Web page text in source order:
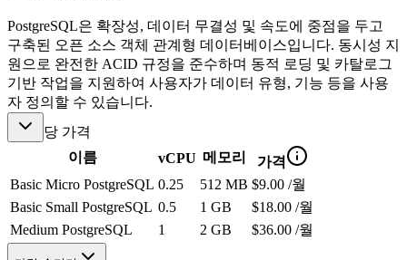
PostgreSQL은 확장성, 데이터 무결성 및 속도에 중점을 두고
구축된 오픈 소스 객체 관계형 데이터베이스입니다. 동시성 지
원으로 완전한 ACID 규정을 준수하며 동적 로딩 및 카탈로그
기반 작업을 지원하여 사용자가 데이터 유형, 기능 등을 사용
자 정의할 수 있습니다.
당 가격
이름
vCPU 메모리
가격
Basic Micro PostgreSQL 0.25 512 MB $9.00 /월
Basic Small PostgreSQL 0.5 1 GB
$18.00 /월
Medium PostgreSQL
1 2 GB $36.00 /월